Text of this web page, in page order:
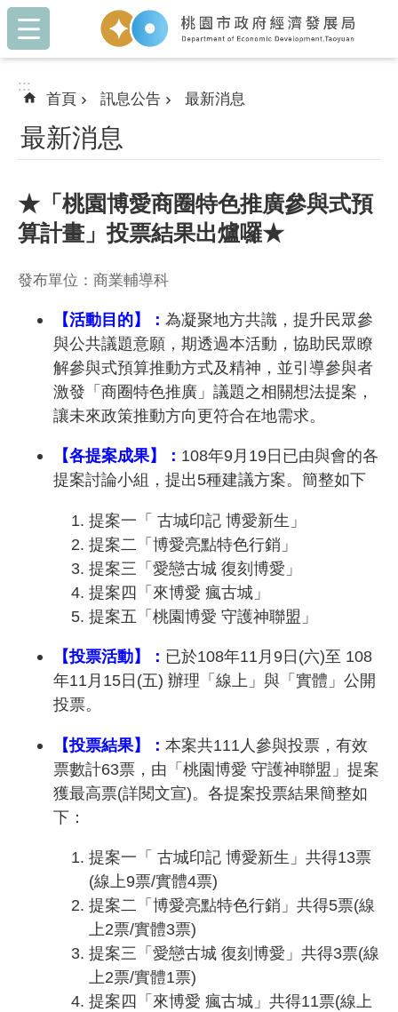
跳到主要內容區塊
:::
:::
首頁 訊息公告 最新消息
最新消息
★「桃園博愛商圈特色推廣參與式預
算計畫」投票結果出爐囉★
發布單位：商業輔導科
【活動目的】： 為凝聚地方共識，提升民眾參
與公共議題意願，期透過本活動，協助民眾瞭
解參與式預算推動方式及精神，並引導參與者
激發「商圈特色推廣」議題之相關想法提案，
讓未來政策推動方向更符合在地需求。
【各提案成果】： 108年9月19日已由與會的各
提案討論小組，提出5種建議方案。簡整如下
提案一「 古城印記 博愛新生」
提案二「博愛亮點特色行銷」
提案三「愛戀古城 復刻博愛」
提案四「來博愛 瘋古城」
提案五「桃園博愛 守護神聯盟」
【投票活動】： 已於108年11月9日(六)至 108
年11月15日(五) 辦理「線上」與「實體」公開
投票。
【投票結果】： 本案共111人參與投票，有效
票數計63票，由「桃園博愛 守護神聯盟」提案
獲最高票(詳閱文宣)。各提案投票結果簡整如
下：
提案一「 古城印記 博愛新生」共得13票
(線上9票/實體4票)
提案二「博愛亮點特色行銷」共得5票(線
上2票/實體3票)
提案三「愛戀古城 復刻博愛」共得3票(線
上2票/實體1票)
提案四「來博愛 瘋古城」共得11票(線上